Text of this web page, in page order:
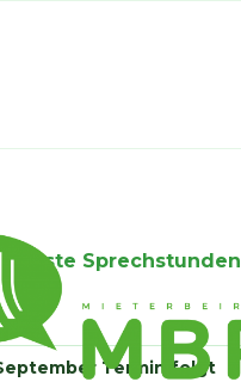
Sprechstunden
Termin folgt